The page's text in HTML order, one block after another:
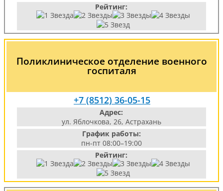
Рейтинг:
Поликлиническое отделение военного
госпиталя
+7 (8512) 36-05-15
Адрес:
ул. Яблочкова, 26, Астрахань
График работы:
пн-пт 08:00–19:00
Рейтинг: